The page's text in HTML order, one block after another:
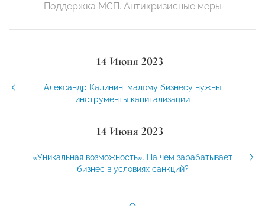
Поддержка МСП. Антикризисные меры
14 Июня 2023
Александр Калинин: малому бизнесу нужны
инструменты капитализации
14 Июня 2023
«Уникальная возможность». На чем зарабатывает
бизнес в условиях санкций?